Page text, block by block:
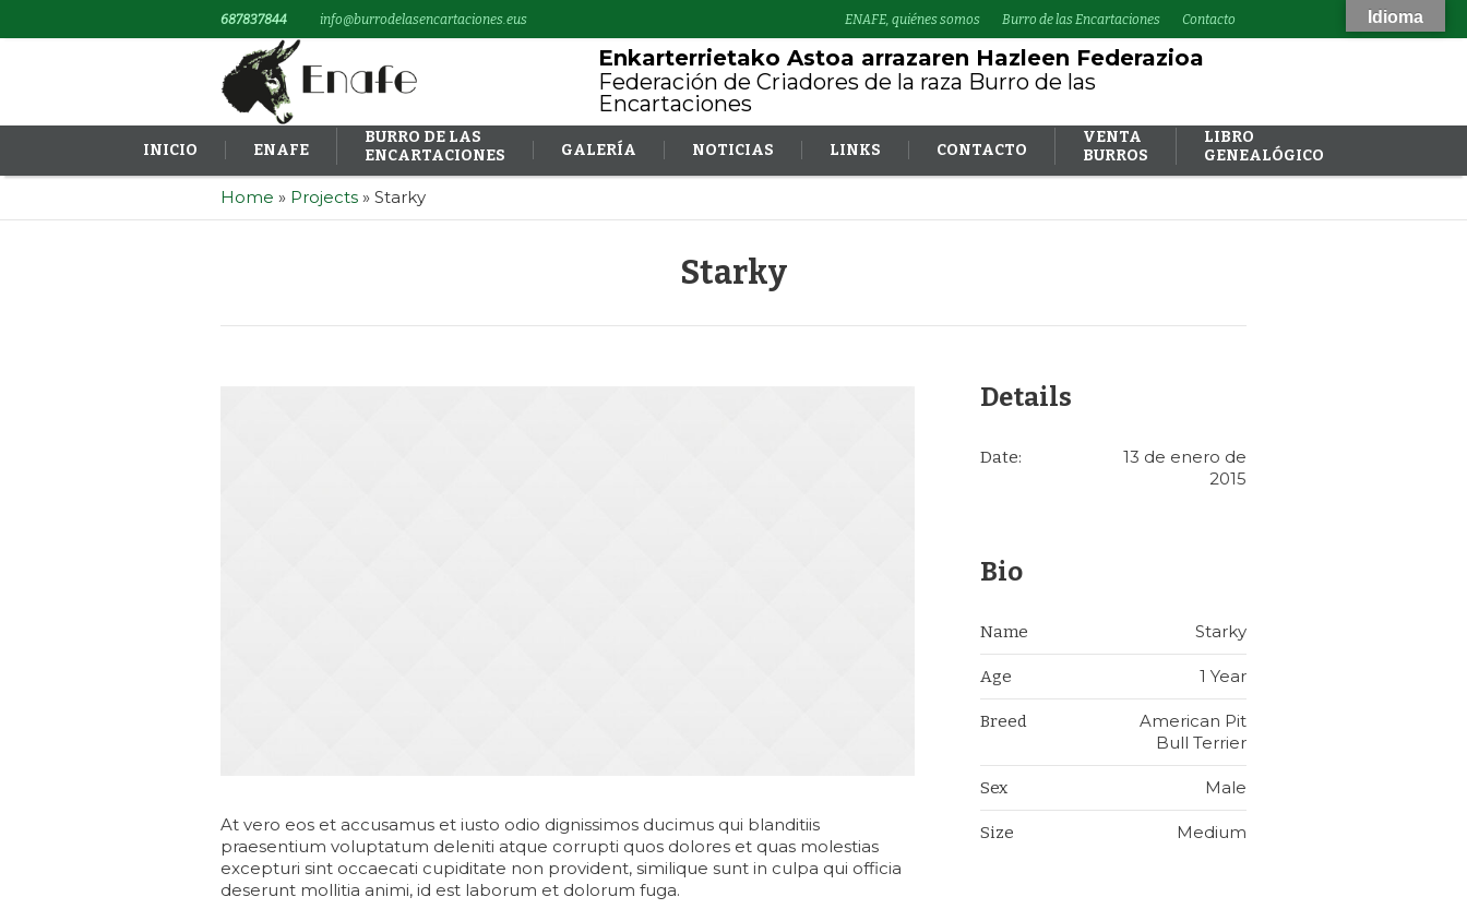
ENAFE, quiénes somos Burro de las Encartaciones Contacto
687837844 info@burrodelasencartaciones.eus
Enkarterrietako Astoa arrazaren Hazleen Federazioa
Federación de Criadores de la raza Burro de las
Encartaciones
INICIO ENAFE
BURRO DE LAS
ENCARTACIONES
GALERÍA NOTICIAS LINKS CONTACTO
VENTA
BURROS
LIBRO
GENEALÓGICO
Home » Projects » Starky
Starky
At vero eos et accusamus et iusto odio dignissimos ducimus qui blanditiis
praesentium voluptatum deleniti atque corrupti quos dolores et quas molestias
excepturi sint occaecati cupiditate non provident, similique sunt in culpa qui officia
deserunt mollitia animi, id est laborum et dolorum fuga.
Details
Date:
13 de enero de
2015
Bio
Name Starky
Age 1 Year
Breed
American Pit
Bull Terrier
Sex Male
Size Medium
Idioma